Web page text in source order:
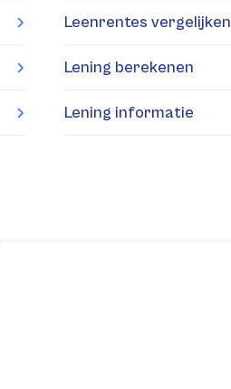
Leenrentes vergelijken
Lening berekenen
Lening informatie